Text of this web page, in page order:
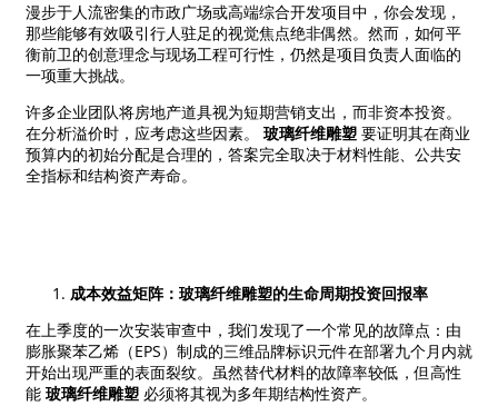
漫步于人流密集的市政广场或高端综合开发项目中，你会发现，
那些能够有效吸引行人驻足的视觉焦点绝非偶然。然而，如何平
衡前卫的创意理念与现场工程可行性，仍然是项目负责人面临的
一项重大挑战。
许多企业团队将房地产道具视为短期营销支出，而非资本投资。
在分析溢价时，应考虑这些因素。 玻璃纤维雕塑要证明其在商业
预算内的初始分配是合理的，答案完全取决于材料性能、公共安
全指标和结构资产寿命。
成本效益矩阵：玻璃纤维雕塑的生命周期投资回报率
在上季度的一次安装审查中，我们发现了一个常见的故障点：由
膨胀聚苯乙烯（EPS）制成的三维品牌标识元件在部署九个月内就
开始出现严重的表面裂纹。虽然替代材料的故障率较低，但高性
能 玻璃纤维雕塑必须将其视为多年期结构性资产。